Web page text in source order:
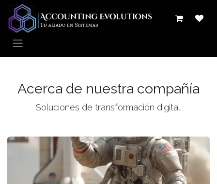
Ir al contenido
Acerca de nuestra compañía
Soluciones de transformación digital.